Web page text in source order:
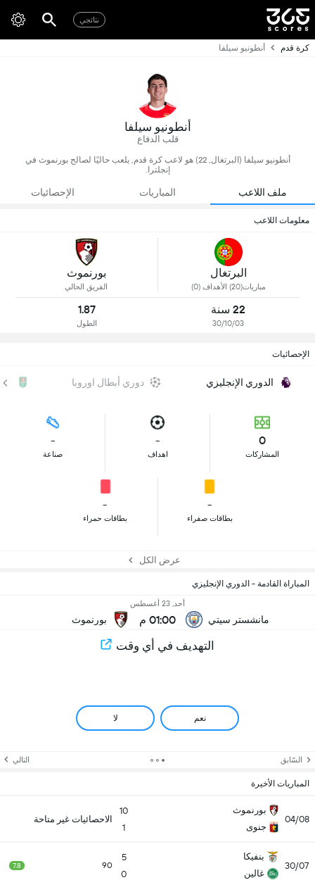
نتائجي
كرة قدم أنطونيو سيلفا
أنطونيو سيلفا
قلب الدفاع
أنطونيو سيلفا (البرتغال, 22) هو لاعب كرة قدم, يلعب حاليًا لصالح بورنموث في
إنجلترا.
ملف اللاعب المباريات الإحصائيات
معلومات اللاعب
البرتغال
مباريات(20) الأهداف (0)
بورنموث
الفريق الحالي
22 سنة
30/10/03
1.87
الطول
الإحصائيات
الدوري الإنجليزي دوري أبطال اوروبا
0
المشاركات
-
اهداف
-
صناعة
-
بطاقات صفراء
-
بطاقات حمراء
عرض الكل
المباراة القادمة - الدوري الإنجليزي
مانشستر سيتي
أحد, 23 أغسطس
01:00 م بورنموث
التهديف في أي وقت
نعم لا
السّابق التالي
المباريات الأخيرة
04/08
بورنموث
جنوى
10
1
الاحصائيات غير متاحة
30/07
بنفيكا
غالين
5
0
90
7.8